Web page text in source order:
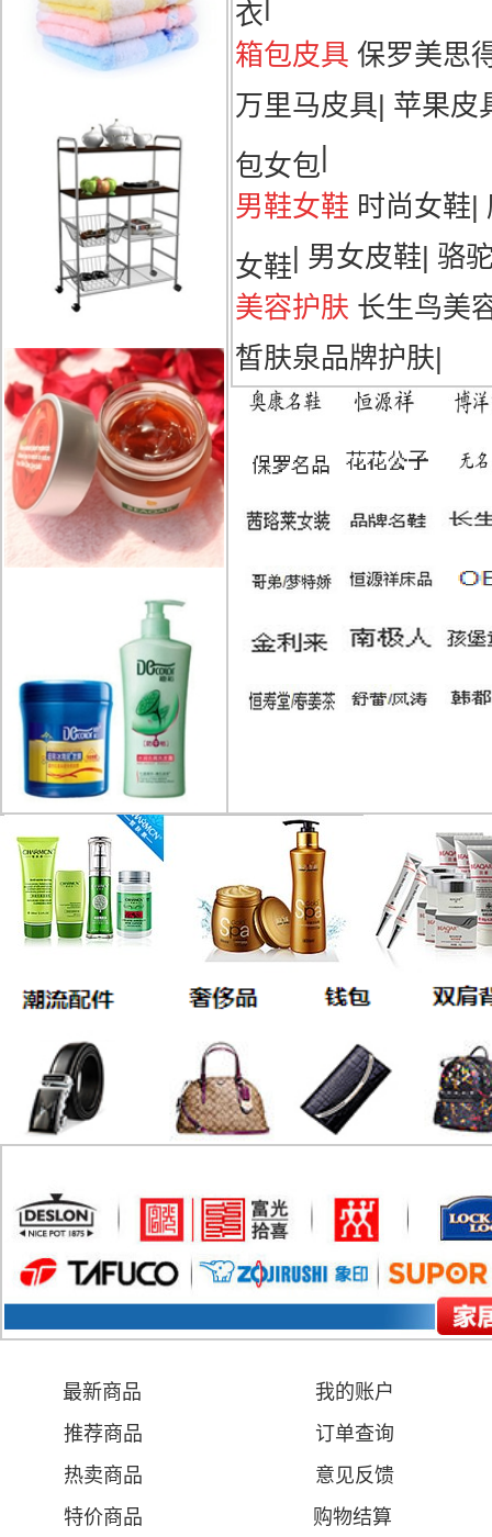
衣
箱包皮具 保罗美思
万里马皮具| 苹果皮
包女包 |
男鞋女鞋 时尚女鞋|
女鞋| 男女皮鞋| 骆
美容护肤 长生鸟美
皙肤泉品牌护肤|
最新商品
我的账户
推荐商品
订单查询
热卖商品
意见反馈
特价商品
购物结算